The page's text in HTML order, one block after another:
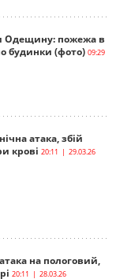
Одещину: пожежа в
будинки (фото) 09:29
атака, збій
крові 20:11 | 29.03.26
на пологовий,
20:11 | 28.03.26